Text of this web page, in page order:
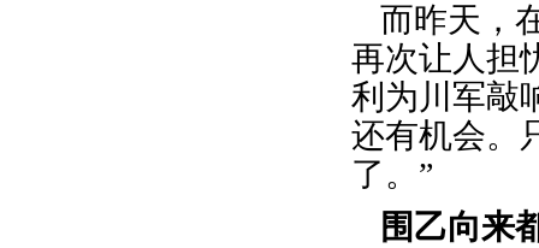
而昨天，
再次让人担
利为川军敲
还有机会。
了。”
围乙向来